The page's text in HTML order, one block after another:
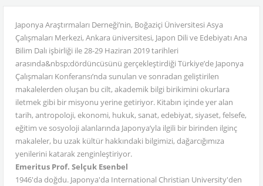
Japonya Araştırmaları Derneği’nin, Boğaziçi Üniversitesi Asya
Çalışmaları Merkezi, Ankara üniversitesi, Japon Dili ve Edebiyatı Ana
Bilim Dalı işbirliği ile 28-29 Haziran 2019 tarihleri
arasında&nbsp;dördüncüsünü gerçekleştirdiği Türkiye’de Japonya
Çalışmaları Konferansı’nda sunulan ve sonradan geliştirilen
makalelerden oluşan bu cilt, akademik bilgi birikimini okurlara
iletmek gibi bir misyonu yerine getiriyor. Kitabın içinde yer alan
tarih, antropoloji, ekonomi, hukuk, sanat, edebiyat, siyaset, felsefe,
eğitim ve sosyoloji alanlarında Japonya’yla ilgili bir birinden ilginç
makaleler, bu uzak kültür hakkındaki bilgimizi, dağarcığımıza
yenilerini katarak zenginleştiriyor.
Emeritus Prof. Selçuk Esenbel
1946'da doğdu. Japonya'da International Christian University'den